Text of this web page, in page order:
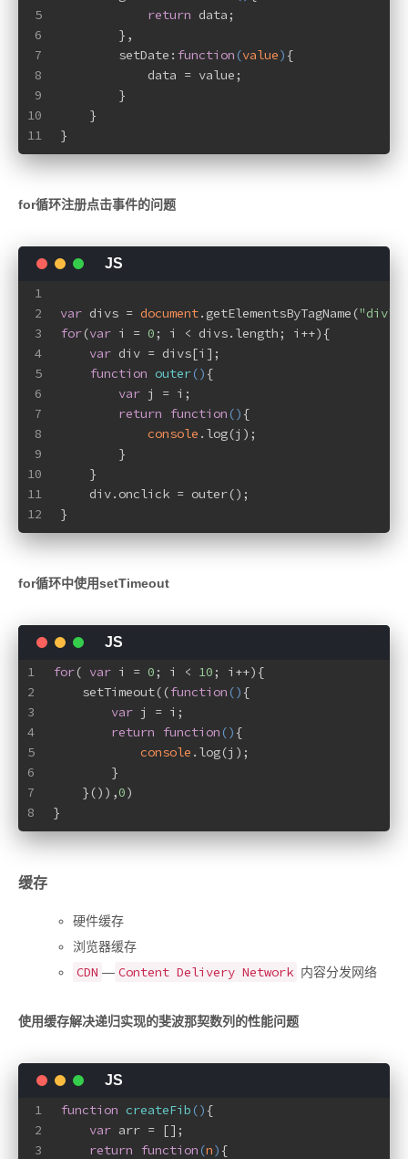
5
6
7
8
9
10
11
return data;
        },
        setDate:
function (value) {
            data = value;
        }
    }
}
for循环注册点击事件的问题
1
2
3
4
5
6
7
8
9
10
11
12
var divs = document.getElementsByTagName("div"
for(var i = 0; i < divs.length; i++){
var div = divs[i];
function outer() {
var j = i;
return
function () {
console .log(j);
        }
    }
    div.onclick = outer();
}
for循环中使用setTimeout
1
2
3
4
5
6
7
8
for( var i = 0; i < 10; i++){
    setTimeout((
function () {
var j = i;
return
function () {
console .log(j);
        }
    }()),
0)
}
缓存
硬件缓存
浏览器缓存
CDN — Content Delivery Network 内容分发网络
使用缓存解决递归实现的斐波那契数列的性能问题
1
2
3
function createFib () {
var arr = [];
return
function (n) {